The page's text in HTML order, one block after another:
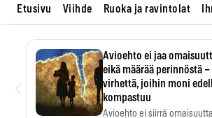
Etusivu Viihde Ruoka ja ravintolat
Avioehto ei jaa
eikä määrää perinnöstä –
virhettä, joihin moni
kompastuu
Avioehto ei siirrä